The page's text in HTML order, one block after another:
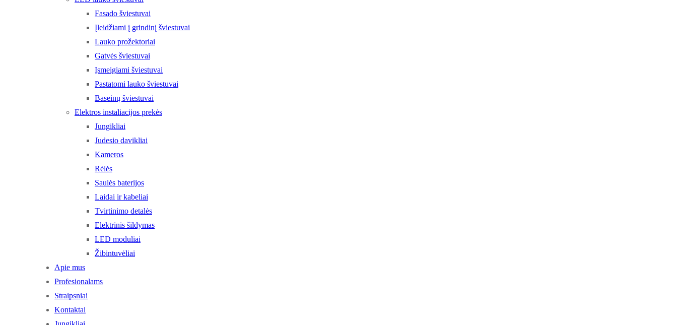
Fasado šviestuvai
Įleidžiami į grindinį šviestuvai
Lauko prožektoriai
Gatvės šviestuvai
Įsmeigiami šviestuvai
Pastatomi lauko šviestuvai
Baseinų šviestuvai
Elektros instaliacijos prekės
Jungikliai
Judesio davikliai
Kameros
Rėlės
Saulės baterijos
Laidai ir kabeliai
Tvirtinimo detalės
Elektrinis šildymas
LED moduliai
Žibintuvėliai
Apie mus
Profesionalams
Straipsniai
Kontaktai